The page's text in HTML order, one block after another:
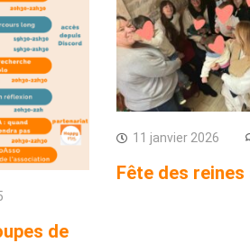
de
11 janvier 2026
Fête des reines